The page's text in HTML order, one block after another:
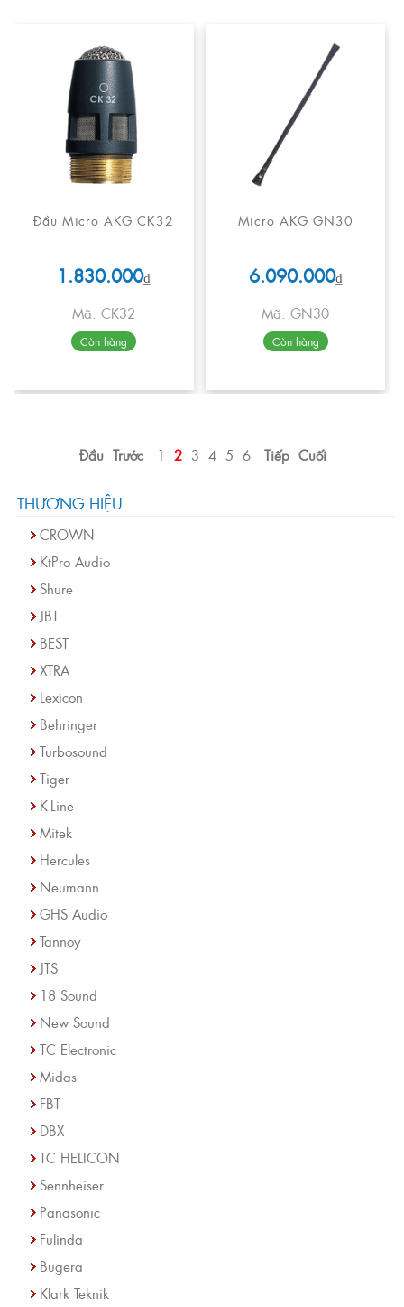
Đầu Micro AKG CK32
1.830.000₫
Mã: CK32
Còn hàng
Micro AKG GN30
6.090.000₫
Mã: GN30
Còn hàng
Đầu Trước 1 2 3 4 5 6 Tiếp Cuối
THƯƠNG HIỆU
CROWN
KtPro Audio
Shure
JBT
BEST
XTRA
Lexicon
Behringer
Turbosound
Tiger
K-Line
Mitek
Hercules
Neumann
GHS Audio
Tannoy
JTS
18 Sound
New Sound
TC Electronic
Midas
FBT
DBX
TC HELICON
Sennheiser
Panasonic
Fulinda
Bugera
Klark Teknik